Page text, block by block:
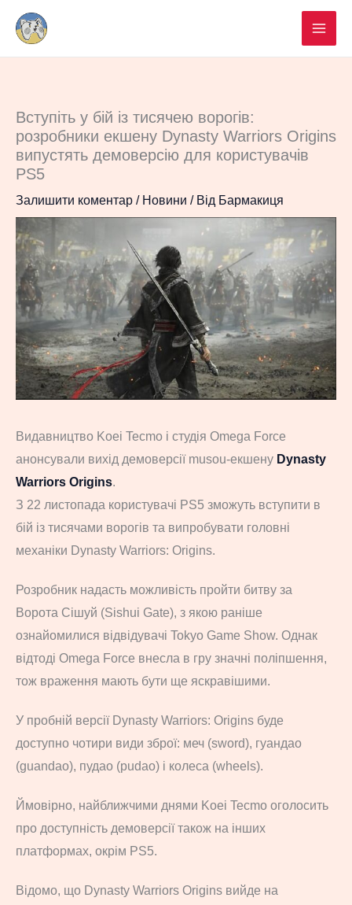
Перейти
вмісту
Вступіть у бій із тисячею ворогів:
розробники екшену Dynasty Warriors Origins
випустять демоверсію для користувачів
PS5
Залишити коментар / Новини / Від Бармакиця
Видавництво Koei Tecmo і студія Omega Force
анонсували вихід демоверсії musou-екшену Dynasty
Warriors Origins.
З 22 листопада користувачі PS5 зможуть вступити в
бій із тисячами ворогів та випробувати головні
механіки Dynasty Warriors: Origins.
Розробник надасть можливість пройти битву за
Ворота Сішуй (Sishui Gate), з якою раніше
ознайомилися відвідувачі Tokyo Game Show. Однак
відтоді Omega Force внесла в гру значні поліпшення,
тож враження мають бути ще яскравішими.
У пробній версії Dynasty Warriors: Origins буде
доступно чотири види зброї: меч (sword), гуандао
(guandao), пудао (pudao) і колеса (wheels).
Ймовірно, найближчими днями Koei Tecmo оголосить
про доступність демоверсії також на інших
платформах, окрім PS5.
Відомо, що Dynasty Warriors Origins вийде на